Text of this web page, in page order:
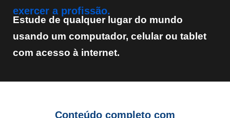
exercer a profissão.
Estude de qualquer lugar do mundo
usando um computador, celular ou tablet
com acesso à internet.
Conteúdo completo com